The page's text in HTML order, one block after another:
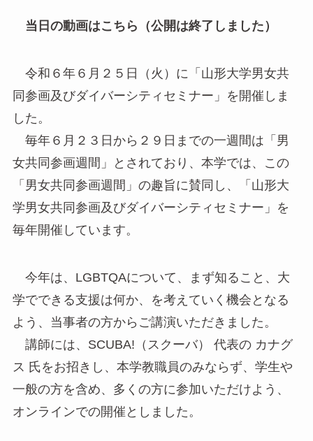
当日の動画はこちら（公開は終了しました）
令和６年６月２５日（火）に「山形大学男女共
同参画及びダイバーシティセミナー」を開催しま
した。
毎年６月２３日から２９日までの一週間は「男
女共同参画週間」とされており、本学では、この
「男女共同参画週間」の趣旨に賛同し、「山形大
学男女共同参画及びダイバーシティセミナー」を
毎年開催しています。
今年は、LGBTQAについて、まず知ること、大
学でできる支援は何か、を考えていく機会となる
よう、当事者の方からご講演いただきました。
講師には、SCUBA!（スクーバ） 代表の カナグ
ス 氏をお招きし、本学教職員のみならず、学生や
一般の方を含め、多くの方に参加いただけよう、
オンラインでの開催としました。